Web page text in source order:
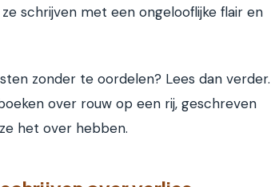
schrijven met een ongelooflijke flair en
zonder te oordelen? Lees dan verder.
over rouw op een rij, geschreven
het over hebben.